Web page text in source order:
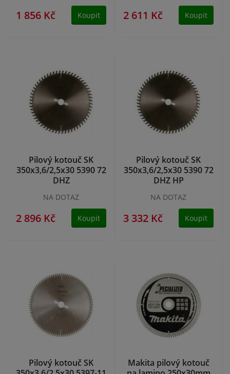
1 856 Kč Koupit 2 611 Kč Koupit
Pilový kotouč SK
350x3,6/2,5x30 5390 72
DHZ
NA DOTAZ
2 896 Kč Koupit
Pilový kotouč SK
350x3,6/2,5x30 5390 72
DHZ HP
NA DOTAZ
3 332 Kč Koupit
Pilový kotouč SK
Makita pilový kotouč